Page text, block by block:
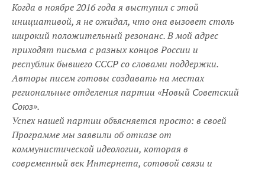
Когда в ноябре 2016 года я выступил с этой
инициативой, я не ожидал, что она вызовет столь
широкий положительный резонанс. В мой адрес
приходят письма с разных концов России и
республик бывшего СССР со словами поддержки.
Авторы писем готовы создавать на местах
региональные отделения партии «Новый Советский
Союз».
Успех нашей партии объясняется просто: в своей
Программе мы заявили об отказе от
коммунистической идеологии, которая в
современный век Интернета, сотовой связи и